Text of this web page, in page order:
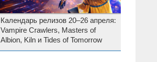
Календарь релизов 20–26 апреля:
Vampire Crawlers, Masters of
Albion, Kiln и Tides of Tomorrow